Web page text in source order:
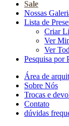
Sale
Nossas
Lista de
Criar
Ver
Ver
Pesquisa por
Área de
Sobre Nós
Trocas e
Contato
dúvidas